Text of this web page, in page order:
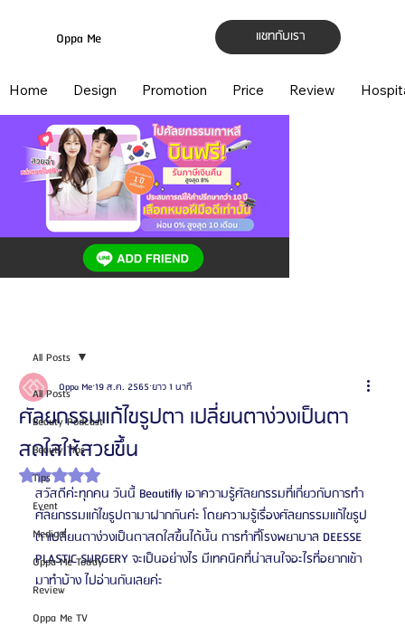
แชทกับเรา
Oppa Me
Home Design Promotion Price Review
All Posts
Beauty Podcast
Beauty Tips
Tips
Event
Medical
Oppa Me Today
Review
Oppa Me TV
All Posts
ศัลยกรรมแก้ไขรูปตา เปลี่ยนตาง่วงเป็นตา
สดใสให้สวยขึ้น
Oppa Me19 ส.ค. 2565 ยาว 1 นาที
ได้รับ NaN เต็ม 5 ดาว
สวัสดีค่ะทุกคน วันนี้ Beautifly เอาความรู้ศัลยกรรมที่เกี่ยวกับการทำ
ศัลยกรรมแก้ไขรูปตามาฝากกันค่ะ โดยความรู้เรื่องศัลยกรรมแก้ไขรูป
ตาเปลี่ยนตาง่วงเป็นตาสดใสขึ้นได้นั้น การทำที่โรงพยาบาล DEESSE
PLASTIC SURGERY จะเป็นอย่างไร มีเทคนิคที่น่าสนใจอะไรที่อยากเข้า
มาทำบ้าง ไปอ่านกันเลยค่ะ